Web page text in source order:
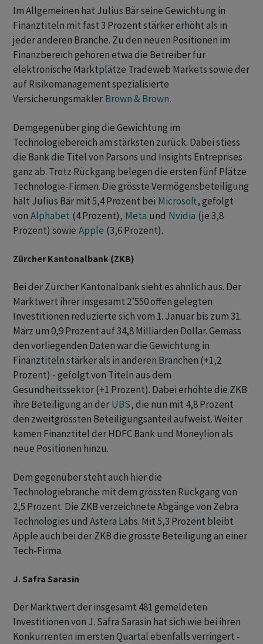
Im Allgemeinen hat Julius Bär seine Gewichtung in
Finanztiteln mit fast 3 Prozent stärker erhöht als in
jeder anderen Branche. Zu den neuen Positionen im
Finanzbereich gehören etwa die Betreiber für
elektronische Marktplätze Tradeweb Markets sowie der
auf Risikomanagement spezialisierte
Versicherungsmakler Brown & Brown.
Demgegenüber ging die Gewichtung im
Technologiebereich am stärksten zurück. Dabei stiess
die Bank die Titel von Parsons und Insights Entreprises
ganz ab. Trotz Rückgang belegen die ersten fünf Plätze
Technologie-Firmen. Die grösste Vermögensbeteiligung
hält Julius Bär mit 5,4 Prozent bei Microsoft, gefolgt
von Alphabet (4 Prozent), Meta und Nvidia (je 3,8
Prozent) sowie Apple (3,6 Prozent).
Zürcher Kantonalbank (ZKB)
Bei der Zürcher Kantonalbank sieht es ähnlich aus. Der
Marktwert ihrer insgesamt 2’550 offen gelegten
Investitionen reduzierte sich vom 1. Januar bis zum 31.
März um 0,9 Prozent auf 34,8 Milliarden Dollar. Gemäss
den vorliegenden Daten war die Gewichtung in
Finanztiteln stärker als in anderen Branchen (+1,2
Prozent) - gefolgt von Titeln aus dem
Gesundheitssektor (+1 Prozent). Dabei erhöhte die ZKB
ihre Beteiligung an der UBS, die nun mit 4,8 Prozent
den zweitgrössten Beteiligungsanteil aufweist. Weiter
kamen Finanztitel der HDFC Bank und Moneylion als
neue Positionen hinzu.
Dem gegenüber steht auch hier die
Technologiebranche mit dem grössten Rückgang von
2,5 Prozent. Die ZKB verzeichnete Abgänge von Zebra
Technologies und Astera Labs. Mit 5,3 Prozent bleibt
Apple auch bei der ZKB die grösste Beteiligung an einer
Tech-Firma.
J. Safra Sarasin
Der Marktwert der insgesamt 481 gemeldeten
Investitionen von J. Safra Sarasin hat sich wie bei ihren
Konkurrenten im ersten Quartal ebenfalls verringert -